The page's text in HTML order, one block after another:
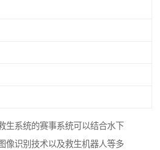
生系统的赛事系统可以结合水下
像识别技术以及救生机器人等多